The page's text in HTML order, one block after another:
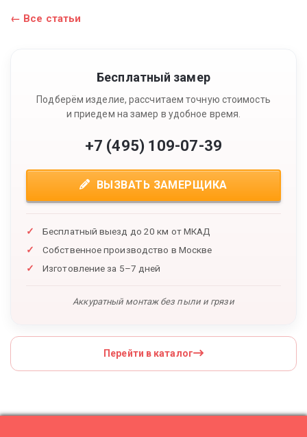
← Все статьи
Бесплатный замер
Подберём изделие, рассчитаем точную стоимость
и приедем на замер в удобное время.
+7 (495) 109-07-39
ВЫЗВАТЬ ЗАМЕРЩИКА
Бесплатный выезд до 20 км от МКАД
Собственное производство в Москве
Изготовление за 5–7 дней
Аккуратный монтаж без пыли и грязи
Перейти в каталог